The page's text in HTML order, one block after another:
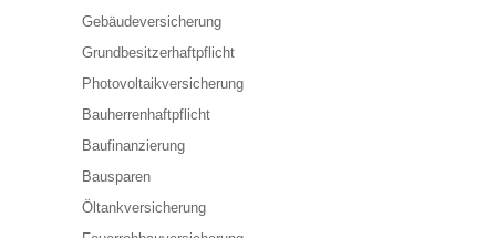
Gebäudeversicherung
Grundbesitzerhaftpflicht
Photovoltaikversicherung
Bauherrenhaftpflicht
Baufinanzierung
Bausparen
Öltankversicherung